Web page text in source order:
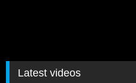
Latest videos